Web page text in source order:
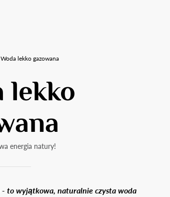
Woda lekko gazowana
lekko
energia natury!
to wyjątkowa, naturalnie czysta woda